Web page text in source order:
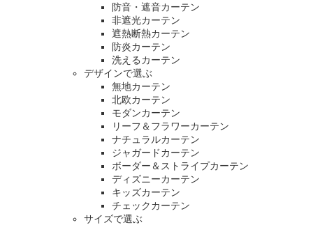
防音・遮音カーテン
非遮光カーテン
遮熱断熱カーテン
防炎カーテン
洗えるカーテン
デザインで選ぶ
無地カーテン
北欧カーテン
モダンカーテン
リーフ＆フラワーカーテン
ナチュラルカーテン
ジャガードカーテン
ボーダー＆ストライプカーテン
ディズニーカーテン
キッズカーテン
チェックカーテン
サイズで選ぶ